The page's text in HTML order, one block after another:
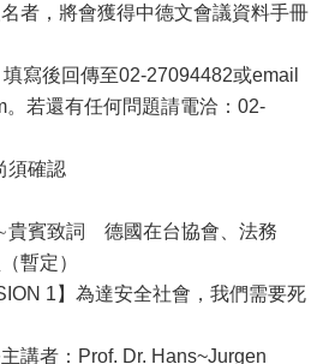
者，將會獲得中德文會議資料手冊
寫後回傳至02-27094482或email
若還有任何問題請電洽：02-
須確認
賓致詞 德國在台協會、法務
暫定）
1】為達安全社會，我們需要死
講者：Prof. Dr. Hans~Jurgen